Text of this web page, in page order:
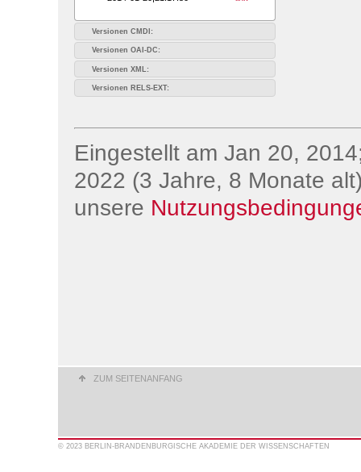
Versionen CMDI:
Versionen OAI-DC:
Versionen XML:
Versionen RELS-EXT:
Eingestellt am Jan 20,
2022 (3 Jahre, 8 Monate
unsere
ZUM SEITENANFANG
© 2023 BERLIN-BRANDENBURGISCHE AKADEMIE DER WISSENSCHAFTEN